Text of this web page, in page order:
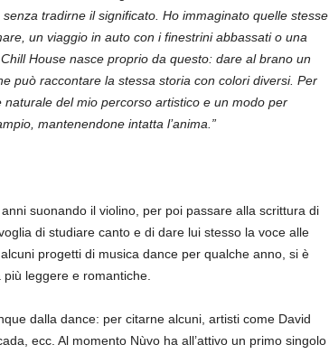
tradirne il significato. Ho immaginato quelle stesse
un viaggio in auto con i finestrini abbassati o una
House nasce proprio da questo: dare al brano un
può raccontare la stessa storia con colori diversi. Per
del mio percorso artistico e un modo per
mantenendone intatta l’anima.”
suonando il violino, per poi passare alla scrittura di
di studiare canto e di dare lui stesso la voce alle
progetti di musica dance per qualche anno, si è
leggere e romantiche.
dalla dance: per citarne alcuni, artisti come David
ecc. Al momento Nùvo ha all’attivo un primo singolo